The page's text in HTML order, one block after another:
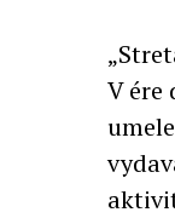
V ére